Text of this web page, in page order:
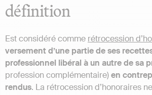
définition
Est considéré comme rétrocession
versement d’une partie de ses
professionnel libéral à un autre de sa
profession complémentaire)en
rendus. La rétrocession d’honoraires